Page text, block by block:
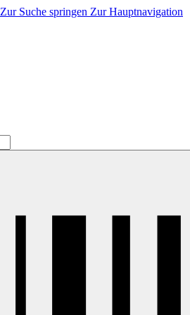
Zur Suche springen Zur Hauptnavigation